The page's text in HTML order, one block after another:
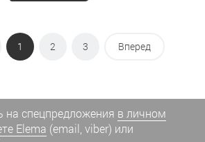
1 2 3 Вперед
на спецпредложения в личном
Elema (email, viber) или